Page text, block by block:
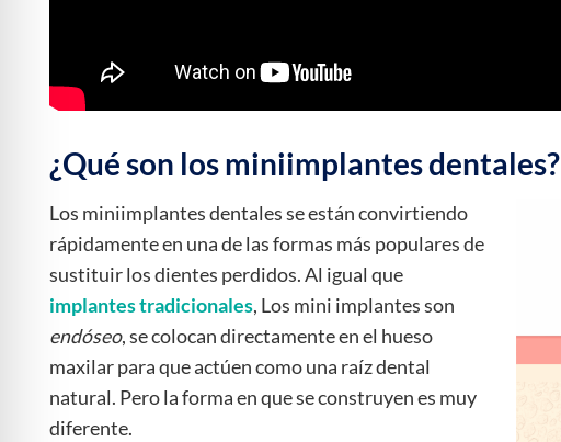
¿Qué son los miniimplantes dentales?
Los miniimplantes dentales se están convirtiendo
rápidamente en una de las formas más populares de
sustituir los dientes perdidos. Al igual que
implantes tradicionales, Los mini implantes son
endóseo, se colocan directamente en el hueso
maxilar para que actúen como una raíz dental
natural. Pero la forma en que se construyen es muy
diferente.